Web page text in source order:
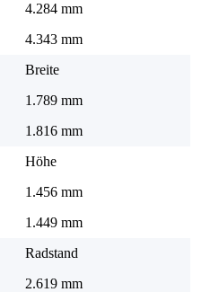
4.284 mm
4.343 mm
Breite
1.789 mm
1.816 mm
Höhe
1.456 mm
1.449 mm
Radstand
2.619 mm